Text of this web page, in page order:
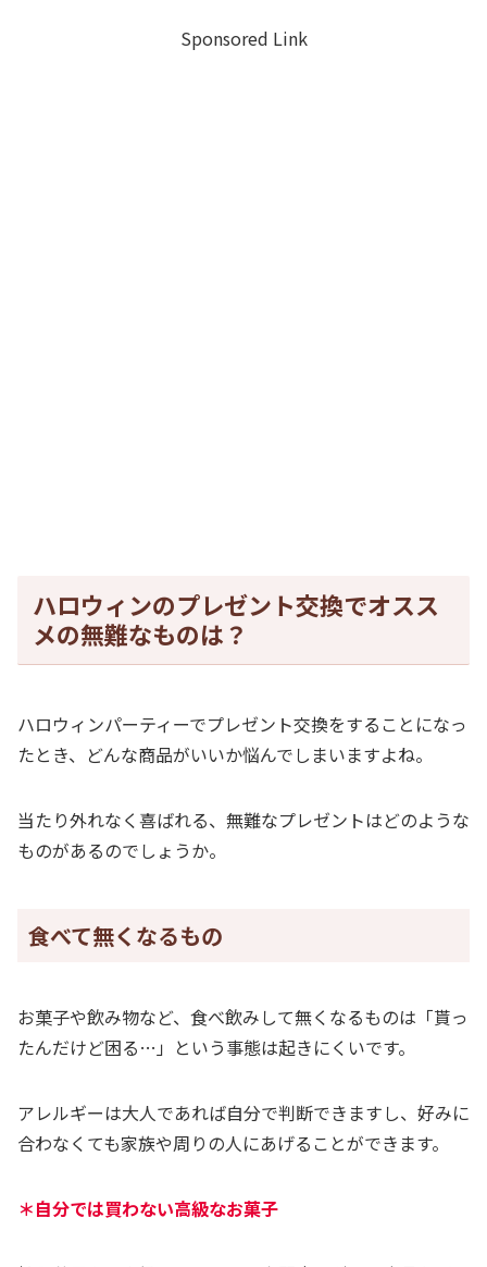
Sponsored Link
ハロウィンのプレゼント交換でオスス
メの無難なものは？
ハロウィンパーティーでプレゼント交換をすることになっ
たとき、どんな商品がいいか悩んでしまいますよね。
当たり外れなく喜ばれる、無難なプレゼントはどのような
ものがあるのでしょうか。
食べて無くなるもの
お菓子や飲み物など、食べ飲みして無くなるものは「貰っ
たんだけど困る…」という事態は起きにくいです。
アレルギーは大人であれば自分で判断できますし、好みに
合わなくても家族や周りの人にあげることができます。
＊自分では買わない高級なお菓子